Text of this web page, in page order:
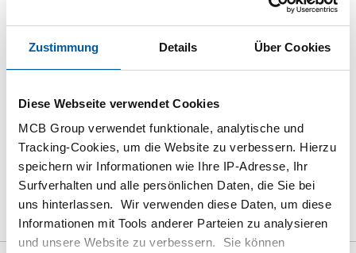
Zustimmung Details Über Cookies
Diese Webseite verwendet Cookies
MCB Group verwendet funktionale, analytische und
Tracking-Cookies, um die Website zu verbessern. Hierzu
speichern wir Informationen wie Ihre IP-Adresse, Ihr
Surfverhalten und alle persönlichen Daten, die Sie bei
uns hinterlassen. Wir verwenden diese Daten, um diese
Informationen mit Tools anderer Parteien zu analysieren
und unsere Website zu verbessern. Sie können
Bestellen mit Ihren eigenen Artikelnummern
Kalkulieren mit aktuellen MCB-Preisen
Verfolgen Sie Ihre Bestellung über Track&Trace
das Produkt Produktbeschreibung Bruttopreisliste
Downloads Spezifikationen